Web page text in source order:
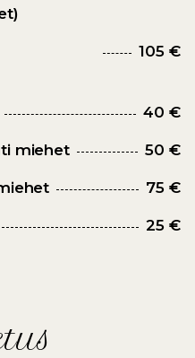
105 €
40 €
miehet 50 €
75 €
25 €